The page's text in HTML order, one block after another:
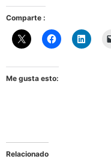
Comparte :
Me gusta esto:
Relacionado